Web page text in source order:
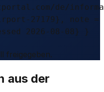
de/
27179}, note =
2026-08-08} }
freigegeben.
aus der